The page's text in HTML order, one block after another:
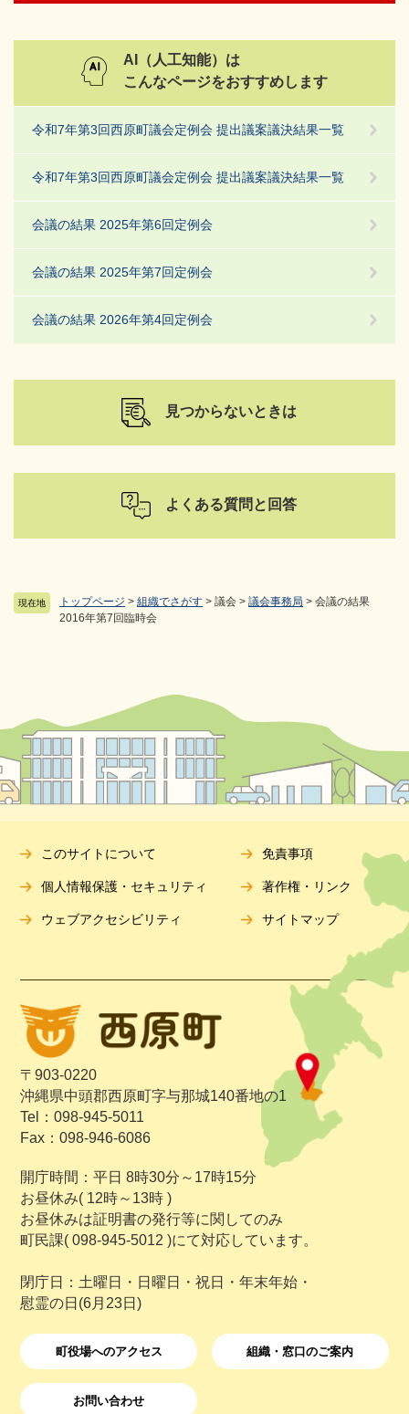
現在地 トップページ > 組織でさがす > 議会 > 議会事務局 > 会議の結果
2016年第7回臨時会
AI（人工知能）は
こんなページをおすすめします
令和7年第3回西原町議会定例会 提出議案議決結果一覧
令和7年第3回西原町議会定例会 提出議案議決結果一覧
会議の結果 2025年第6回定例会
会議の結果 2025年第7回定例会
会議の結果 2026年第4回定例会
見つからないときは
よくある質問と回答
〒903-0220
沖縄県中頭郡西原町字与那城140番地の1
Tel：098-945-5011
Fax：098-946-6086
開庁時間：平日 8時30分～17時15分
お昼休み( 12時～13時 )
お昼休みは証明書の発行等に関してのみ
町民課( 098-945-5012 )にて対応しています。
閉庁日：土曜日・日曜日・祝日・年末年始・
慰霊の日(6月23日)
町役場へのアクセス 組織・窓口のご案内
お問い合わせ
このサイトについて 免責事項
個人情報保護・セキュリティ 著作権・リンク
ウェブアクセシビリティ サイトマップ